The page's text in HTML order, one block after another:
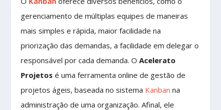
gerenciamento de múltiplas equipes de maneiras
mais simples e rápida, maior facilidade na
priorização das demandas, a facilidade em delegar o
responsável por cada demanda. OAcelerato
Projetos é uma ferramenta online de gestão de
projetos ágeis, baseada no sistema Kanban na
administração de uma organização. Afinal, ele